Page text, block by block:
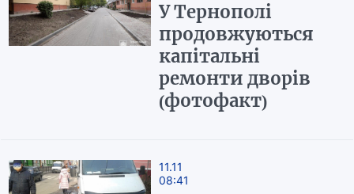
У Тернополі
продовжуються
капітальні
ремонти дворів
(фотофакт)
11.11
08:41